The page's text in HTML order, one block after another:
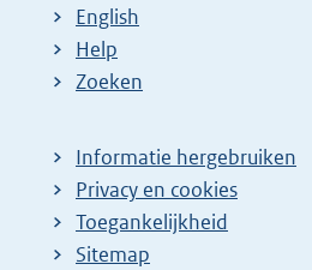
English
Help
Zoeken
Informatie hergebruiken
Privacy en cookies
Toegankelijkheid
Sitemap